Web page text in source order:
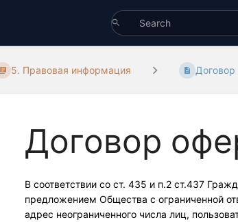
5. Правовая информация Договор
Договор
В соответствии со ст. 435 и п.2 ст.437
предложением Общества с ограниченной
адрес неограниченного числа лиц,